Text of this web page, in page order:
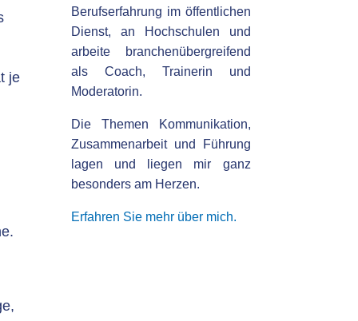
je
Berufserfahrung im öffentlichen
Dienst, an Hochschulen und
arbeite branchenübergreifend
als Coach, Trainerin und
Moderatorin.
Die Themen Kommunikation,
Zusammenarbeit und Führung
lagen und liegen mir ganz
besonders am Herzen.
Erfahren Sie mehr über mich.